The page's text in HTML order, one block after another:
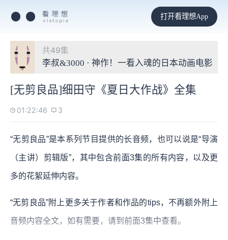
打开看理想App
共49集
李叔&3000 · 神作！一看入魂的日本动画电影
[无剪良品]细田守《夏日大作战》全集
01:22:46 3
“无剪良品”是本系列节目提供的长音频，也可以说是“导演
（主讲）剪辑版”，其中包含前面3集的所有内容，以及更
多的花絮延伸内容。
“无剪良品”附上更多关于作者和作品的tips，不再额外附上
音频内容全文，如有需要，请到前面3集中查看。